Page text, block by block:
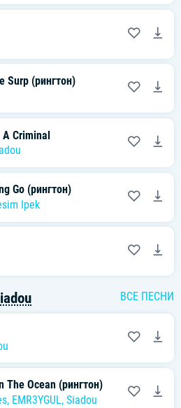
Surp (рингтон)
A Criminal
Go (рингтон)
Ipek
ВСЕ ПЕСНИ
The Ocean (рингтон)
, EMR3YGUL, Siadou